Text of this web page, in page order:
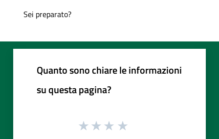
Sei preparato?
Quanto sono chiare le informazioni
su questa pagina?